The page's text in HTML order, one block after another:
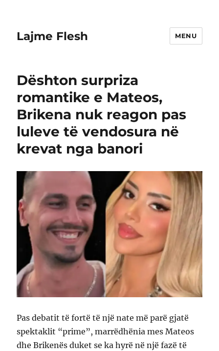
Lajme Flesh MENU
Dështon surpriza
romantike e Mateos,
Brikena nuk reagon pas
luleve të vendosura në
krevat nga banori
Pas debatit të fortë të një nate më parë gjatë
spektaklit “prime”, marrëdhënia mes Mateos
dhe Brikenës duket se ka hyrë në një fazë të